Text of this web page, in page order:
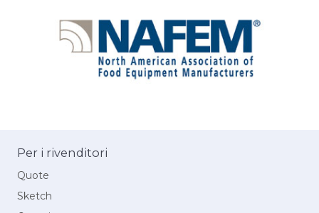
Per i rivenditori
Quote
Sketch